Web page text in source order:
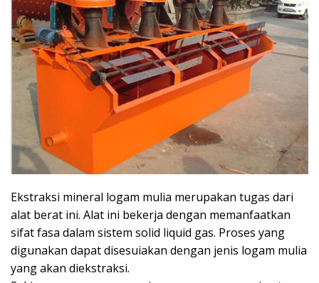
Ekstraksi mineral logam mulia merupakan tugas dari
alat berat ini. Alat ini bekerja dengan memanfaatkan
sifat fasa dalam sistem solid liquid gas. Proses yang
digunakan dapat disesuiakan dengan jenis logam mulia
yang akan diekstraksi.